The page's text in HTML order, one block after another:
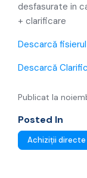
desfasurate in
+ clarificare
Descarcă
Descarcă
Publicat la
Posted In
Achiziții directe